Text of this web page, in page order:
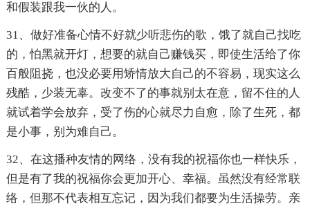
和假装跟我一伙的人。
31、做好准备心情不好就少听悲伤的歌，饿了就自己找吃
的，怕黑就开灯，想要的就自己赚钱买，即使生活给了你
百般阻挠，也没必要用矫情放大自己的不容易，现实这么
残酷，少装无辜。改变不了的事就别太在意，留不住的人
就试着学会放弃，受了伤的心就尽力自愈，除了生死，都
是小事，别为难自己。
32、在这播种友情的网络，没有我的祝福你也一样快乐，
但是有了我的祝福你会更加开心、幸福。虽然没有经常联
络，但那不代表相互忘记，因为我们都要为生活操劳。亲